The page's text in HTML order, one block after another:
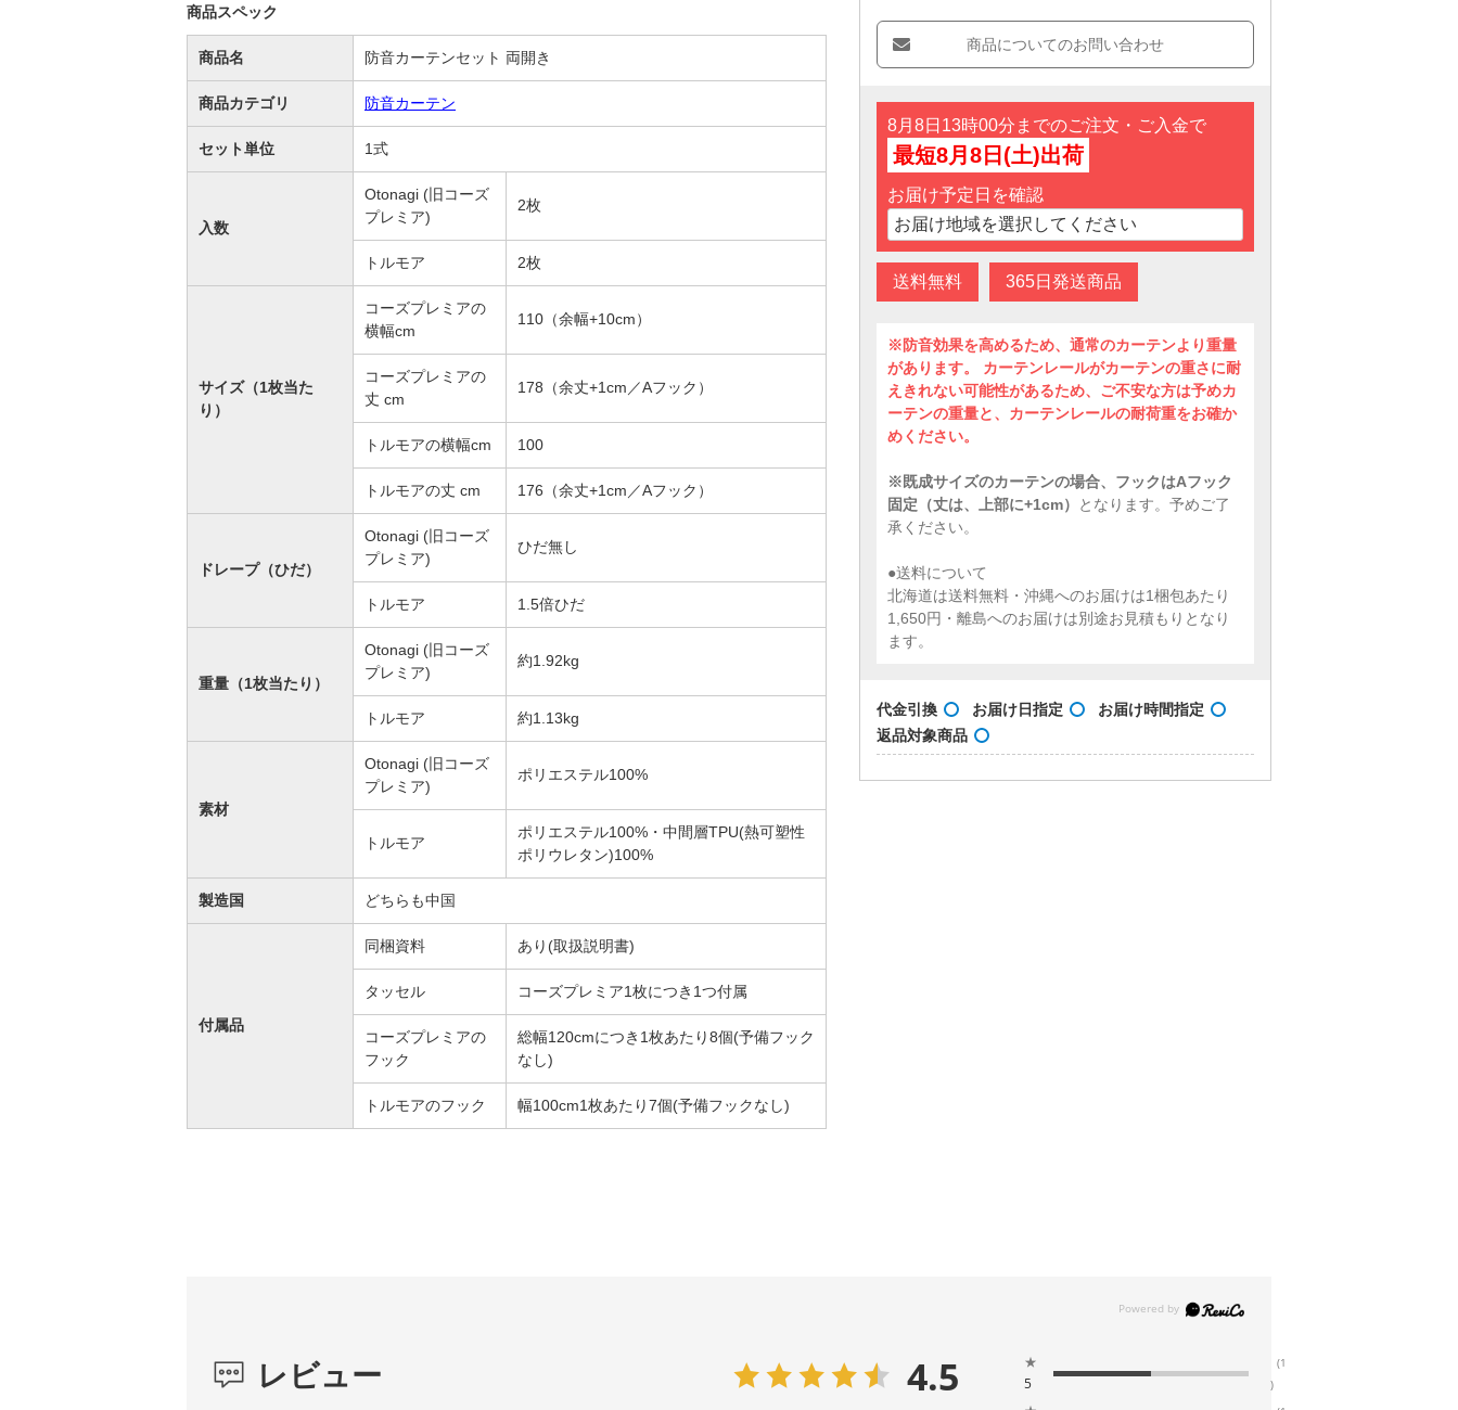
商品スペック
商品名 防音カーテンセット 両開き
商品カテゴリ 防音カーテン
セット単位 1式
入数
Otonagi (旧コーズ
プレミア)
2枚
トルモア 2枚
サイズ（1枚当た
り）
コーズプレミアの
横幅cm
110（余幅+10cm）
コーズプレミアの
丈 cm
178（余丈+1cm／Aフック）
トルモアの横幅cm 100
トルモアの丈 cm 176（余丈+1cm／Aフック）
ドレープ（ひだ）
Otonagi (旧コーズ
プレミア)
ひだ無し
トルモア 1.5倍ひだ
重量（1枚当たり）
Otonagi (旧コーズ
プレミア)
約1.92kg
トルモア 約1.13kg
素材
Otonagi (旧コーズ
プレミア)
ポリエステル100%
トルモア
ポリエステル100%・中間層TPU(熱可塑性
ポリウレタン)100%
製造国 どちらも中国
付属品
同梱資料 あり(取扱説明書)
タッセル コーズプレミア1枚につき1つ付属
コーズプレミアの
フック
総幅120cmにつき1枚あたり8個(予備フック
なし)
トルモアのフック 幅100cm1枚あたり7個(予備フックなし)
商品についてのお問い合わせ
8月8日13時00分までのご注文・ご入金で
最短8月8日(土)出荷
お届け予定日を確認
送料無料 365日発送商品
※防音効果を高めるため、通常のカーテンより重量
があります。 カーテンレールがカーテンの重さに耐
えきれない可能性があるため、ご不安な方は予めカ
ーテンの重量と、カーテンレールの耐荷重をお確か
めください。
※既成サイズのカーテンの場合、フックはAフック
固定（丈は、上部に+1cm）
となります。予めご了
承ください。
●送料について
北海道は送料無料・沖縄へのお届けは1梱包あたり
1,650円・離島へのお届けは別途お見積もりとなり
ます。
代金引換 お届け日指定
お届け時間指定
返品対象商品
レビュー 4.5
★
5
(1
)